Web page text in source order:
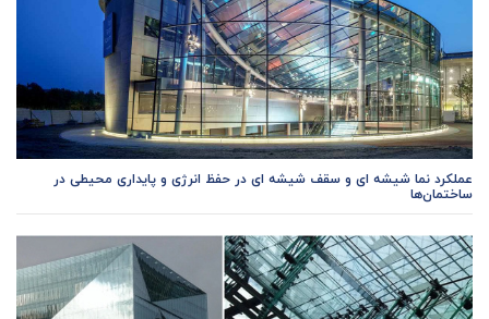
عملکرد نما شیشه ای و سقف شیشه ای در حفظ انرژی و پایداری محیطی در
ساختمان‌ها